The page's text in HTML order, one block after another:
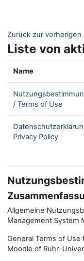
Zurück zur vorherigen
Liste von
Name
/ Terms of Use
Privacy Policy
Allgemeine
Management System
General Terms of Use
Moodle of Ruhr-